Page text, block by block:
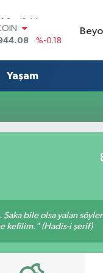
%-0.18
%0.18
ALTIN
%0.03
Yaşam
Şaka bile olsa yalan
kefilim." (Hadis-i şerif)